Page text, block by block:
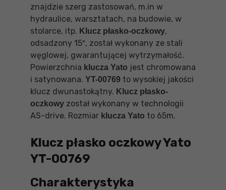
znajdzie szerg zastosowań, m.in w
hydraulice, warsztatach, na budowie, w
stolarce, itp. Klucz płasko-oczkowy,
odsadzony 15º, został wykonany ze stali
węglowej, gwarantującej wytrzymałość.
Powierzchnia klucza Yato jest chromowana
i satynowana. YT-00769 to wysokiej jakości
klucz dwunastokątny. Klucz płasko-
oczkowy został wykonany w technologii
AS-drive. Rozmiar klucza Yato to 65m.
Klucz płasko oczkowy Yato
YT-00769
Charakterystyka